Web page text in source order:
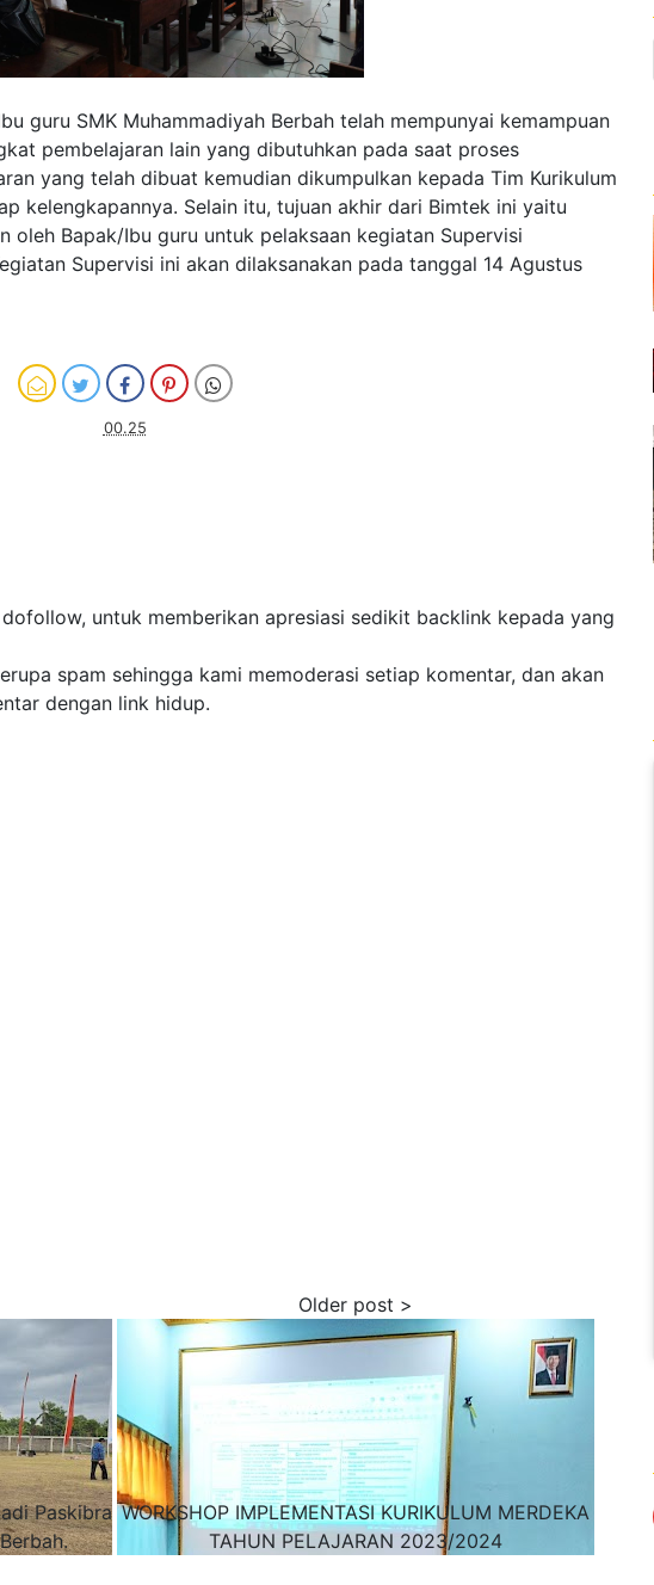
guru SMK Muhammadiyah Berbah telah mempunyai kemampuan
pembelajaran lain yang dibutuhkan pada saat proses
yang telah dibuat kemudian dikumpulkan kepada Tim Kurikulum
kelengkapannya. Selain itu, tujuan akhir dari Bimtek ini yaitu
oleh Bapak/Ibu guru untuk pelaksaan kegiatan Supervisi
Supervisi ini akan dilaksanakan pada tanggal 14 Agustus
00.25
untuk memberikan apresiasi sedikit backlink kepada yang
spam sehingga kami memoderasi setiap komentar, dan akan
dengan link hidup.
Paskibra WORKSHOP IMPLEMENTASI KURIKULUM MERDEKA
TAHUN PELAJARAN 2023/2024